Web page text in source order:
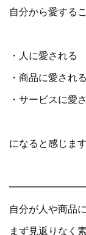
自分から愛する
・人に愛される
・商品に愛される
・サービスに愛
になると感じます
自分が人や商品
まず見返りなく